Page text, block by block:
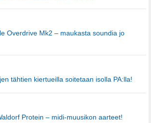
Overdrive Mk2 – maukasta soundia jo
tähtien kiertueilla soitetaan isolla PA:lla!
Protein – midi-muusikon aarteet!